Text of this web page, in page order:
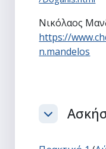
Νικόλαος
https://
n.mandelos
Σύμπτυξη